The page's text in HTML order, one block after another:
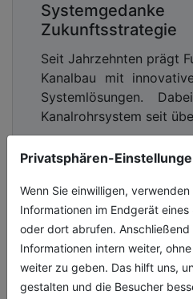
Privatsphären-
Wenn Sie einwilligen,
Informationen im Endgerät
oder dort abrufen.
Informationen intern weiter,
weiter zu geben. Das hilft uns,
gestalten und die Besucher
Zukunftsstrategie
Seit Jahrzehnten prägt
Kanalbau mit
Systemlösungen.
Kanalrohrsystem seit
wasser